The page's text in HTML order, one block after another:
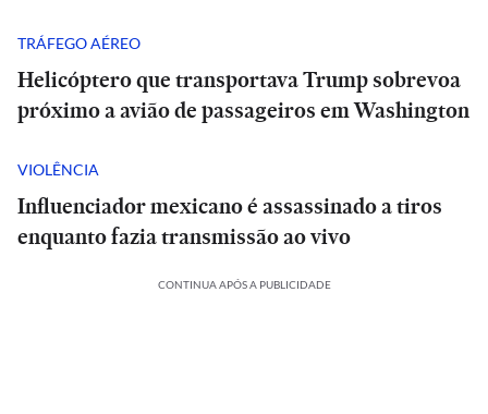
TRÁFEGO AÉREO
Helicóptero que transportava Trump sobrevoa
próximo a avião de passageiros em Washington
VIOLÊNCIA
Influenciador mexicano é assassinado a tiros
enquanto fazia transmissão ao vivo
CONTINUA APÓS A PUBLICIDADE